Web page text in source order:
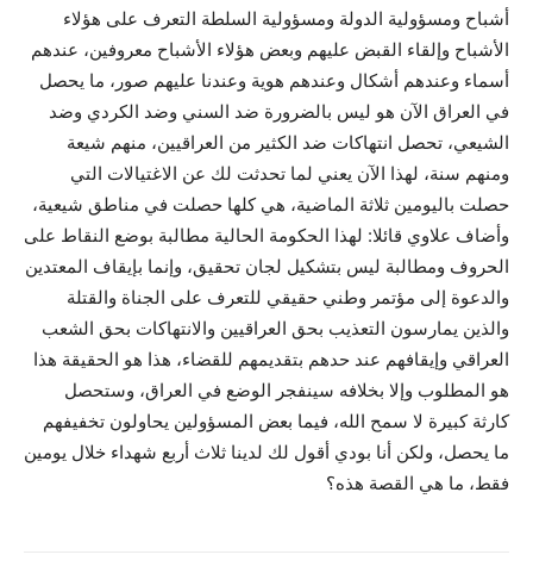
أشباح ومسؤولية الدولة ومسؤولية السلطة التعرف على هؤلاء
الأشباح وإلقاء القبض عليهم وبعض هؤلاء الأشباح معروفين، عندهم
أسماء وعندهم أشكال وعندهم هوية وعندنا عليهم صور، ما يحصل
في العراق الآن هو ليس بالضرورة ضد السني وضد الكردي وضد
الشيعي، تحصل انتهاكات ضد الكثير من العراقيين، منهم شيعة
ومنهم سنة، لهذا الآن يعني لما تحدثت لك عن الاغتيالات التي
حصلت باليومين ثلاثة الماضية، هي كلها حصلت في مناطق شيعية،
وأضاف علاوي قائلا: لهذا الحكومة الحالية مطالبة بوضع النقاط على
الحروف ومطالبة ليس بتشكيل لجان تحقيق، وإنما بإيقاف المعتدين
والدعوة إلى مؤتمر وطني حقيقي للتعرف على الجناة والقتلة
والذين يمارسون التعذيب بحق العراقيين والانتهاكات بحق الشعب
العراقي وإيقافهم عند حدهم بتقديمهم للقضاء، هذا هو الحقيقة هذا
هو المطلوب وإلا بخلافه سينفجر الوضع في العراق، وستحصل
كارثة كبيرة لا سمح الله، فيما بعض المسؤولين يحاولون تخفيفهم
ما يحصل، ولكن أنا بودي أقول لك لدينا ثلاث أربع شهداء خلال يومين
فقط، ما هي القصة هذه؟